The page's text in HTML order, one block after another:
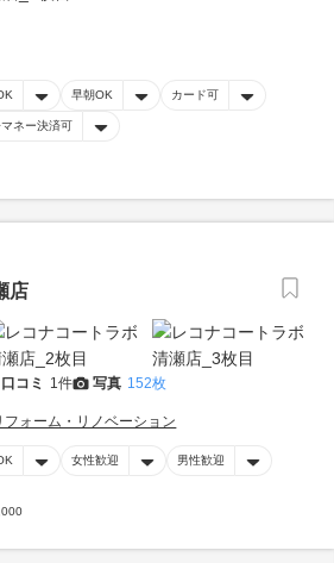
早朝OK カード可
マネー決済可
店
口コミ 1件 写真 152枚
フォーム・リノベーション
女性歓迎 男性歓迎